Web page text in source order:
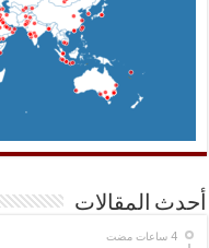
أحدث المقالات
‏4 ساعات مضت